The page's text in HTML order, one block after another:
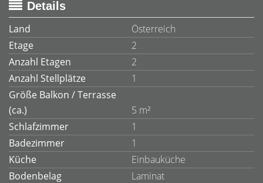
Details
Land
Österreich
Etage
2
Anzahl Etagen
2
Anzahl Stellplätze
1
Größe Balkon / Terrasse
(ca.)
5 m²
Schlafzimmer
1
Badezimmer
1
Küche
Einbauküche
Bodenbelag
Laminat